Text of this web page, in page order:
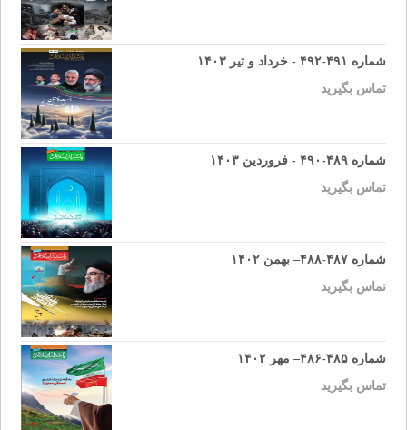
شماره ۴۹۱-۴۹۲ - خرداد و تیر ۱۴۰۳
تماس بگیرید
شماره ۴۸۹-۴۹۰ - فروردین ۱۴۰۳
تماس بگیرید
شماره ۴۸۷-۴۸۸– بهمن ۱۴۰۲
تماس بگیرید
شماره ۴۸۵-۴۸۶– مهر ۱۴۰۲
تماس بگیرید